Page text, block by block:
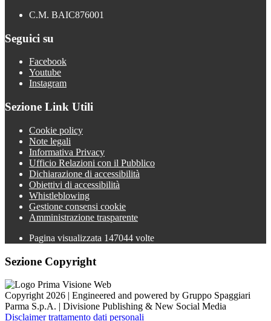
C.M. BAIC876001
Seguici su
Facebook
Youtube
Instagram
Sezione Link Utili
Cookie policy
Note legali
Informativa Privacy
Ufficio Relazioni con il Pubblico
Dichiarazione di accessibilità
Obiettivi di accessibilità
Whistleblowing
Gestione consensi cookie
Amministrazione trasparente
Pagina visualizzata 147044 volte
Sezione Copyright
Copyright 2026 | Engineered and powered by Gruppo Spaggiari
Parma S.p.A. | Divisione Publishing & New Social Media
Disclaimer trattamento dati personali